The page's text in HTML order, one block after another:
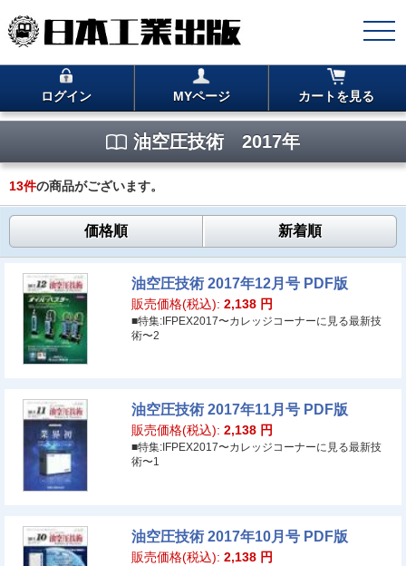
ログイン MYページ カートを見る
油空圧技術 2017年
13件の商品がございます。
価格順 新着順
油空圧技術 2017年12月号 PDF版
販売価格(税込): 2,138 円
■特集:IFPEX2017〜カレッジコーナーに見る最新技
術〜2
油空圧技術 2017年11月号 PDF版
販売価格(税込): 2,138 円
■特集:IFPEX2017〜カレッジコーナーに見る最新技
術〜1
油空圧技術 2017年10月号 PDF版
販売価格(税込): 2,138 円